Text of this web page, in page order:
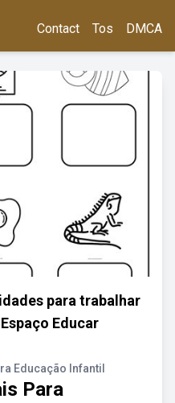
Contact Tos DMCA
para trabalhar
Educar
Educação Infantil
Para